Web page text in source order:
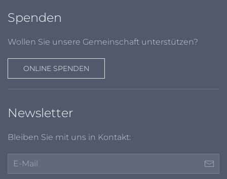
Spenden
Wollen Sie unsere Gemeinschaft unterstützen?
ONLINE SPENDEN
Newsletter
Bleiben Sie mit uns in Kontakt: